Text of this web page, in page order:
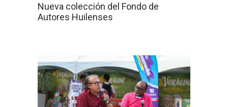
Nueva colección del Fondo de
Autores Huilenses